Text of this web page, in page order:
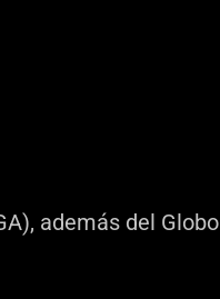
además del Globo